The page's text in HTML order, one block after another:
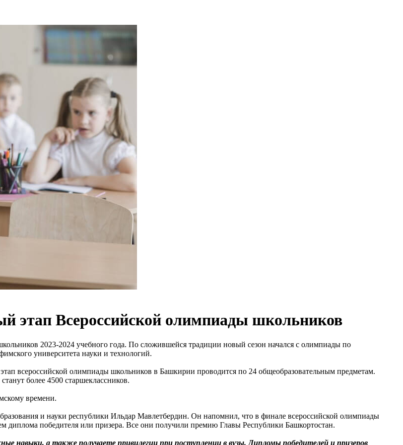
этап Всероссийской олимпиады школьников
2023-2024 учебного года. По сложившейся традиции новый сезон начался с олимпиады по
университета науки и технологий.
всероссийской олимпиады школьников в Башкирии проводится по 24 общеобразовательным предметам.
более 4500 старшеклассников.
времени.
и науки республики Ильдар Мавлетбердин. Он напомнил, что в финале всероссийской олимпиады
диплома победителя или призера. Все они получили премию Главы Республики Башкортостан.
навыки, а также получаете привилегии при поступлении в вузы. Дипломы победителей и призеров